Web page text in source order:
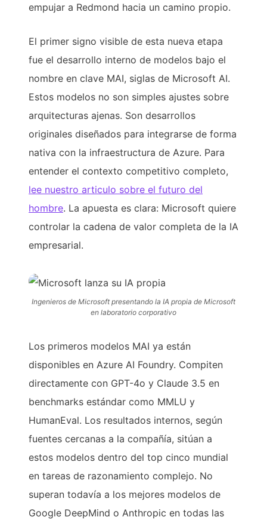
empujar a Redmond hacia un camino propio.
El primer signo visible de esta nueva etapa
fue el desarrollo interno de modelos bajo el
nombre en clave MAI, siglas de Microsoft AI.
Estos modelos no son simples ajustes sobre
arquitecturas ajenas. Son desarrollos
originales diseñados para integrarse de forma
nativa con la infraestructura de Azure. Para
entender el contexto competitivo completo,
lee nuestro articulo sobre el futuro del
hombre. La apuesta es clara: Microsoft quiere
controlar la cadena de valor completa de la IA
empresarial.
Ingenieros de Microsoft presentando la IA propia de Microsoft
en laboratorio corporativo
Los primeros modelos MAI ya están
disponibles en Azure AI Foundry. Compiten
directamente con GPT-4o y Claude 3.5 en
benchmarks estándar como MMLU y
HumanEval. Los resultados internos, según
fuentes cercanas a la compañía, sitúan a
estos modelos dentro del top cinco mundial
en tareas de razonamiento complejo. No
superan todavía a los mejores modelos de
Google DeepMind o Anthropic en todas las